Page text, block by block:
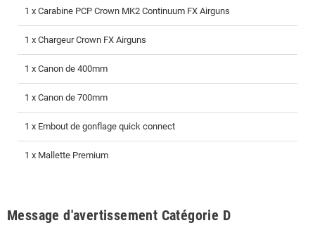
1 x Carabine PCP Crown MK2 Continuum FX Airguns
1 x Chargeur Crown FX Airguns
1 x Canon de 400mm
1 x Canon de 700mm
1 x Embout de gonflage quick connect
1 x Mallette Premium
Message d'avertissement Catégorie D